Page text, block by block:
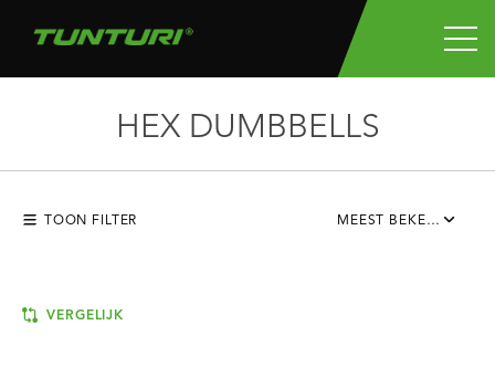
HEX DUMBBELLS
TOON FILTER MEEST BEKEKEN
VERGELIJK